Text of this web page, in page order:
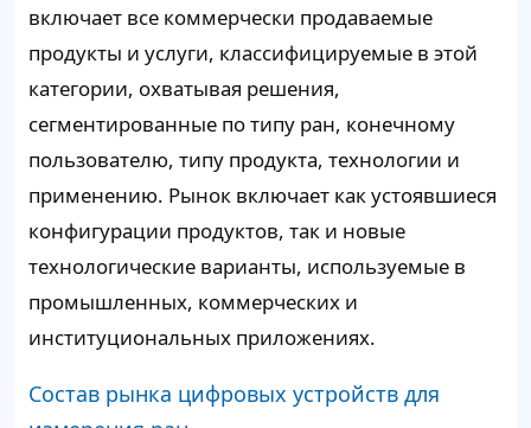
включает все коммерчески продаваемые
продукты и услуги, классифицируемые в этой
категории, охватывая решения,
сегментированные по типу ран, конечному
пользователю, типу продукта, технологии и
применению. Рынок включает как устоявшиеся
конфигурации продуктов, так и новые
технологические варианты, используемые в
промышленных, коммерческих и
институциональных приложениях.
Состав рынка цифровых устройств для